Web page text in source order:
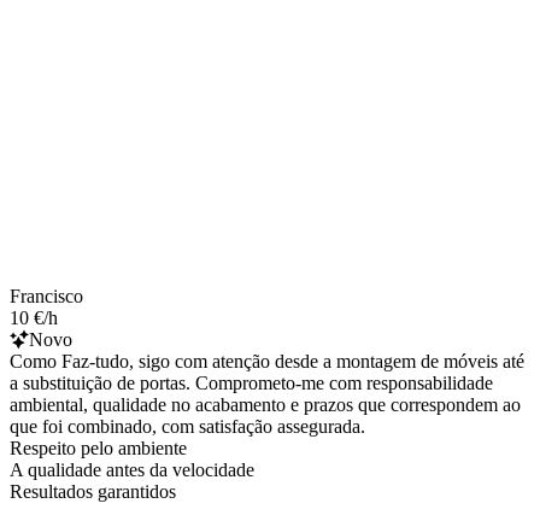
Francisco
10 €/h
Novo
Como Faz-tudo, sigo com atenção desde a montagem de móveis até
a substituição de portas. Comprometo-me com responsabilidade
ambiental, qualidade no acabamento e prazos que correspondem ao
que foi combinado, com satisfação assegurada.
Respeito pelo ambiente
A qualidade antes da velocidade
Resultados garantidos